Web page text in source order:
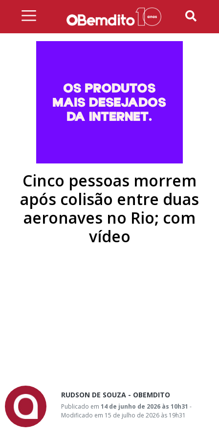
Cinco pessoas morrem
após colisão entre duas
aeronaves no Rio; com
vídeo
RUDSON DE SOUZA - OBEMDITO
Publicado em 14 de junho de 2026 às 10h31 -
Modificado em 15 de julho de 2026 às 19h31